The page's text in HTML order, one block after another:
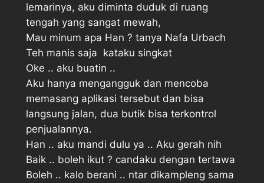
lemarinya, aku diminta duduk di ruang
tengah yang sangat mewah,
Mau minum apa Han ? tanya Nafa Urbach
Teh manis saja  kataku singkat
Oke .. aku buatin .. 
Aku hanya mengangguk dan mencoba
memasang aplikasi tersebut dan bisa
langsung jalan, dua butik bisa terkontrol
penjualannya.
Han .. aku mandi dulu ya .. Aku gerah nih
Baik .. boleh ikut ? candaku dengan tertawa
Boleh .. kalo berani .. ntar dikampleng sama